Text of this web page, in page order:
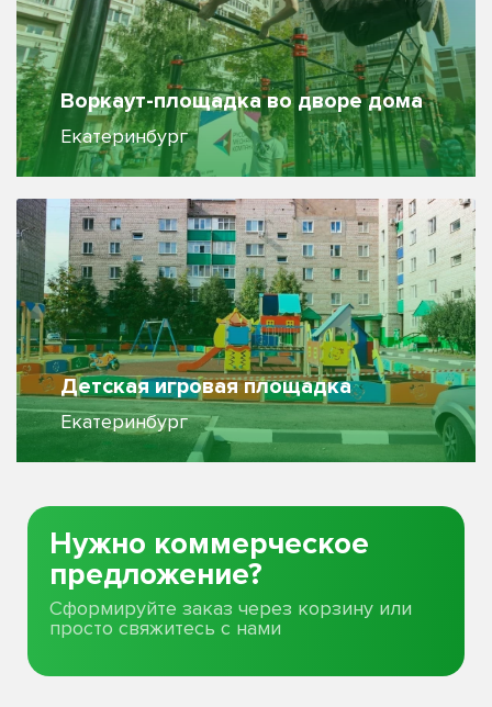
Воркаут-площадка во дворе дома
Екатеринбург
Детская игровая площадка
Екатеринбург
Нужно коммерческое
предложение?
Сформируйте заказ через корзину или
просто свяжитесь с нами